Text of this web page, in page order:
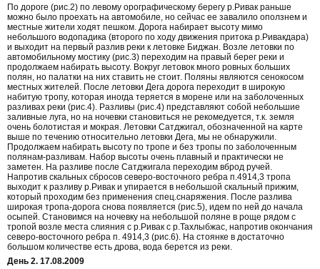
По дороге (рис.2) по левому орографическому берегу р.Ривак раньше
можно было проехать на автомобиле, но сейчас ее завалило оползнем и
местные жители ходят пешком. Дорога набирает высоту мимо
небольшого водопадика (второго по ходу движения притока р.Ривакдара)
и выходит на первый разлив реки к летовке Биджан. Возле летовки по
автомобильному мостику (рис.3) переходим на правый берег реки и
продолжаем набирать высоту. Вокруг летовок много ровных больших
полян, но палатки на них ставить не стоит. Поляны являются сенокосом
местных жителей. После летовки Дега дорога переходит в широкую
набитую тропу, которая иногда теряется в морене или на заболоченных
разливах реки (рис.4). Разливы (рис.4) представляют собой небольшие
заливные луга, но на ночевки становиться не рекомедуется, т.к. земля
очень болотистая и мокрая. Летовки Сатджигал, обозначенной на карте
выше по течению относительно летовки Дега, мы не обнаружили.
Продолжаем набирать высоту по тропе и без тропы по заболоченным
полянам-разливам. Набор высоты очень плавный и практически не
заметен. На разливе после Сатджигала переходим вброд ручей.
Напротив скальных сбросов северо-восточного ребра п.4914,3 тропа
выходит к разливу р.Ривак и упирается в небольшой скальный прижим,
который проходим без применения спец.снаряжения. После разлива
широкая тропа-дорога снова появляется (рис.5), идем по ней до начала
осыпей. Становимся на ночевку на небольшой поляне в роще рядом с
тропой возле места слияния с р.Ривак с р.Тахлыбжас, напротив окончания
северо-восточного ребра п. 4914,3 (рис.6). На стоянке в достаточно
большом количестве есть дрова, вода берется из реки.
День 2. 17.08.2009